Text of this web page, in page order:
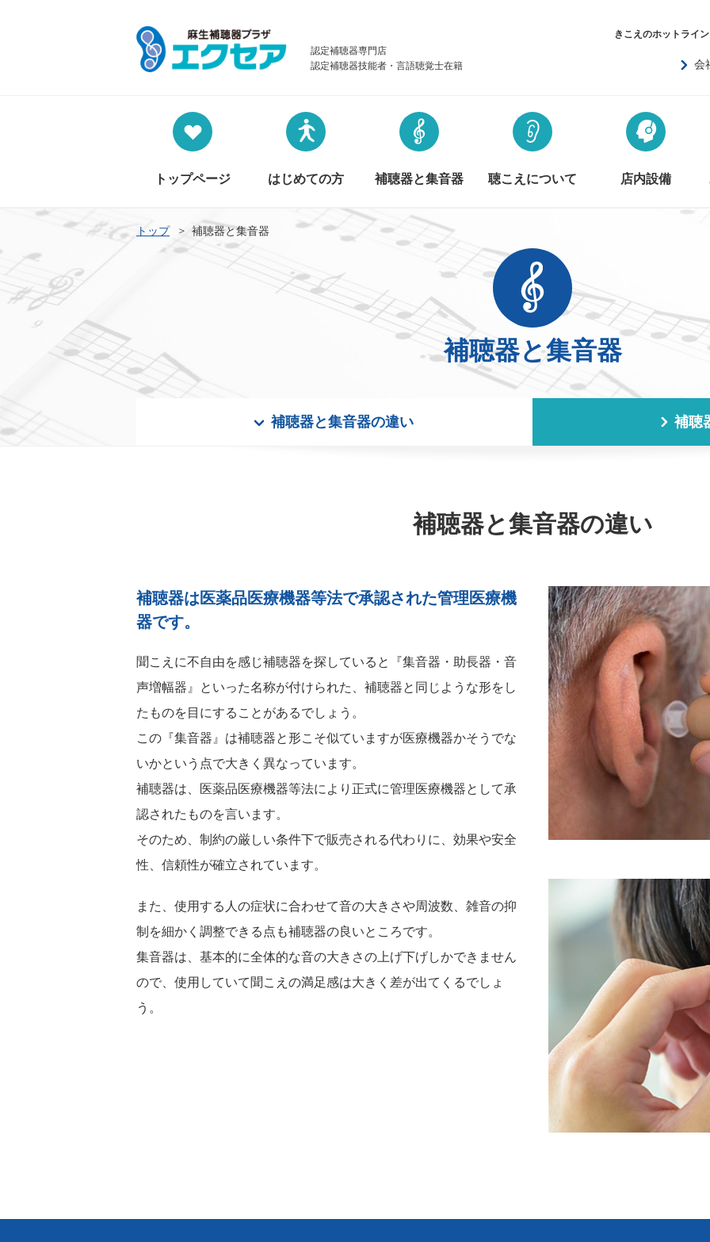
認定補聴器専門店
認定補聴器技能者・言語聴覚士在籍
きこえのホットライン
会
トップページ はじめての方 補聴器と集音器 聴こえについて 店内設備
トップ 補聴器と集音器
補聴器と集音器
補聴器と集音器の違い 補聴
補聴器と集音器の違い
補聴器は医薬品医療機器等法で承認された管理医療機
器です。
聞こえに不自由を感じ補聴器を探していると『集音器・助長器・音
声増幅器』といった名称が付けられた、補聴器と同じような形をし
たものを目にすることがあるでしょう。
この『集音器』は補聴器と形こそ似ていますが医療機器かそうでな
いかという点で大きく異なっています。
補聴器は、医薬品医療機器等法により正式に管理医療機器として承
認されたものを言います。
そのため、制約の厳しい条件下で販売される代わりに、効果や安全
性、信頼性が確立されています。
また、使用する人の症状に合わせて音の大きさや周波数、雑音の抑
制を細かく調整できる点も補聴器の良いところです。
集音器は、基本的に全体的な音の大きさの上げ下げしかできません
ので、使用していて聞こえの満足感は大きく差が出てくるでしょ
う。